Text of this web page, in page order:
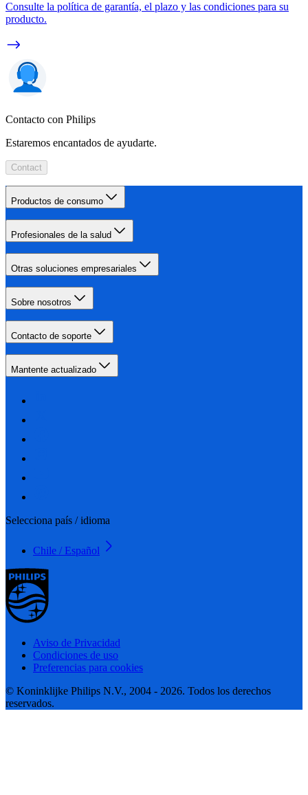
Consulte la política de garantía, el plazo y las condiciones para su
producto.
Contacto con Philips
Estaremos encantados de ayudarte.
Contact
Productos de consumo
Profesionales de la salud
Otras soluciones empresariales
Sobre nosotros
Contacto de soporte
Mantente actualizado
Selecciona país / idioma
Chile / Español
Aviso de Privacidad
Condiciones de uso
Preferencias para cookies
© Koninklijke Philips N.V., 2004 - 2026. Todos los derechos
reservados.